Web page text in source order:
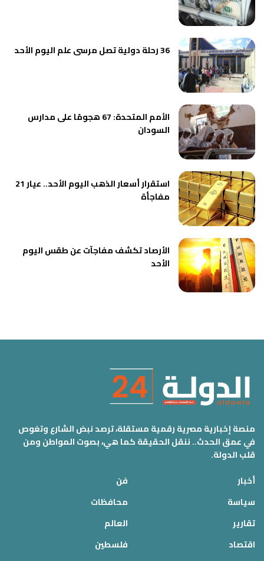
36 رحلة دولية تصل مرسى علم اليوم الأحد
الأمم المتحدة: 67 هجومًا على مدارس
السودان
استقرار أسعار الذهب اليوم الأحد.. عيار 21
مفاجأة
الأرصاد تكشف مفاجآت عن طقس اليوم
الأحد
منصة إخبارية مصرية رقمية مستقلة، ترصد نبض الشارع وتغوص
في عمق الحدث.. ننقل الحقيقة كما هي، بصوت المواطن ومن
قلب الدولة.
أخبار
سياسة
تقارير
اقتصاد
فن
محافظات
العالم
فلسطين